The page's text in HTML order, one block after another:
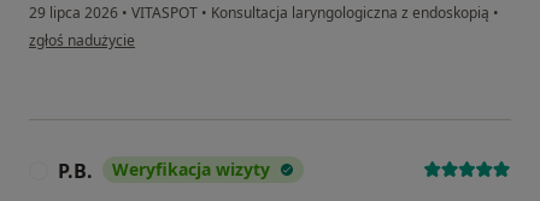
29 lipca 2026 • VITASPOT • Konsultacja laryngologiczna z endoskopią •
w opinii użytkownika DN
zgłoś nadużycie
P.B. Weryfikacja wizyty